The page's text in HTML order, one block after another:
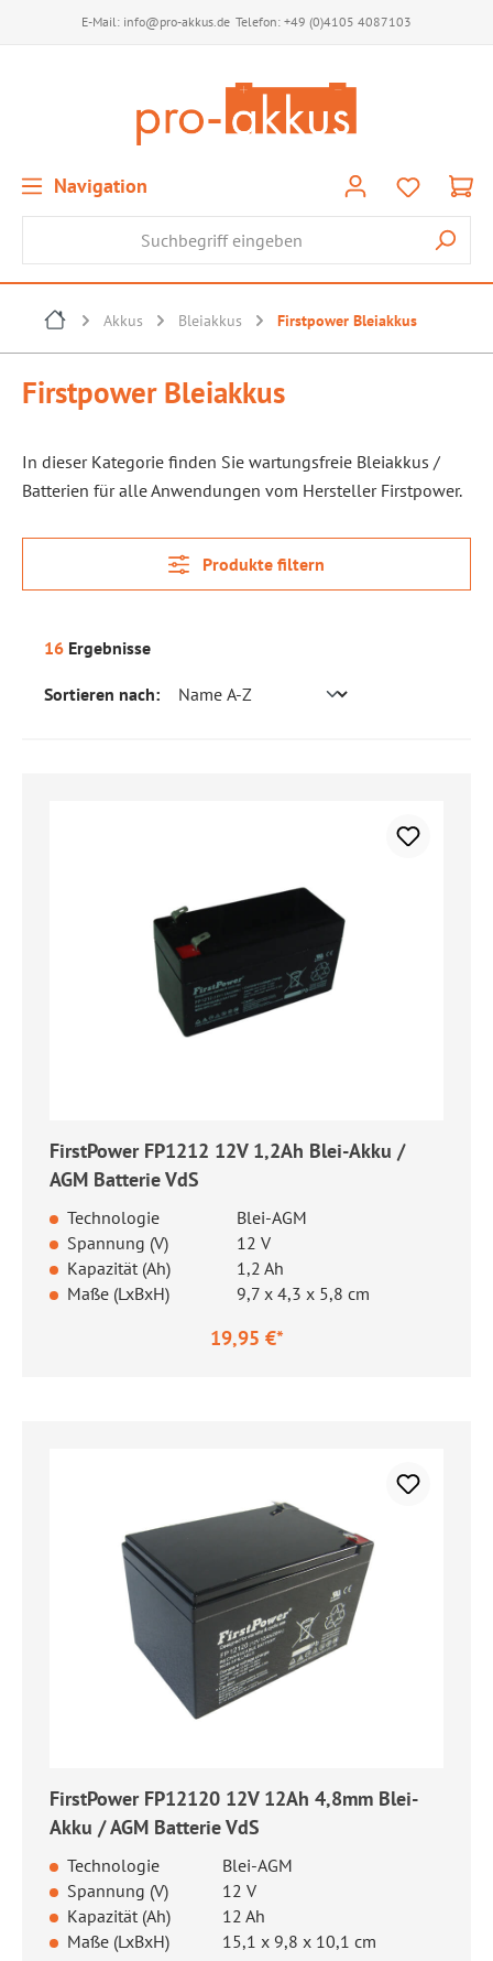
E-Mail: info@pro-akkus.de Telefon: +49 (0)4105 4087103
Navigation
Akkus Bleiakkus Firstpower Bleiakkus
Firstpower Bleiakkus
In dieser Kategorie finden Sie wartungsfreie Bleiakkus /
Batterien für alle Anwendungen vom Hersteller Firstpower.
Produkte filtern
16 Ergebnisse
Sortieren nach:
FirstPower FP1212 12V 1,2Ah Blei-Akku /
AGM Batterie VdS
Technologie
Blei-AGM
Spannung (V)
12 V
Kapazität (Ah)
1,2 Ah
Maße (LxBxH)
9,7 x 4,3 x 5,8 cm
19,95 €*
FirstPower FP12120 12V 12Ah 4,8mm Blei-
Akku / AGM Batterie VdS
Technologie
Blei-AGM
Spannung (V)
12 V
Kapazität (Ah)
12 Ah
Maße (LxBxH)
15,1 x 9,8 x 10,1 cm